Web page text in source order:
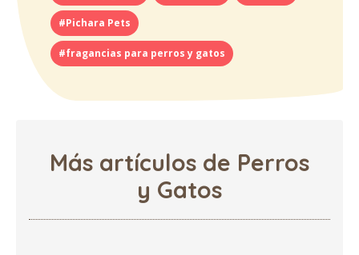
#Pichara Pets
#fragancias para perros y gatos
Más artículos de Perros
y Gatos